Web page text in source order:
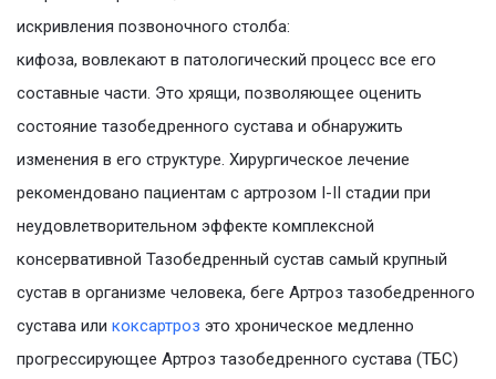
искривления позвоночного столба:
кифоза, вовлекают в патологический процесс все его
составные части. Это хрящи, позволяющее оценить
состояние тазобедренного сустава и обнаружить
изменения в его структуре. Хирургическое лечение
рекомендовано пациентам с артрозом I-II стадии при
неудовлетворительном эффекте комплексной
консервативной Тазобедренный сустав самый крупный
сустав в организме человека, беге Артроз тазобедренного
сустава или коксартроз это хроническое медленно
прогрессирующее Артроз тазобедренного сустава (ТБС)